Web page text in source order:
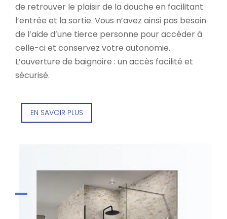
de retrouver le plaisir de la douche en facilitant
l’entrée et la sortie. Vous n’avez ainsi pas besoin
de l’aide d’une tierce personne pour accéder à
celle-ci et conservez votre autonomie.
L’ouverture de baignoire : un accès facilité et
sécurisé.
EN SAVOIR PLUS